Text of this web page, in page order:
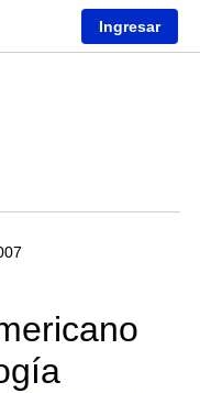
Ingresar